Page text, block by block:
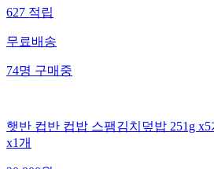
627적립
무료배송
74명구매중
햇반 컵반 컵밥 스팸김치덮밥 251g
x1개